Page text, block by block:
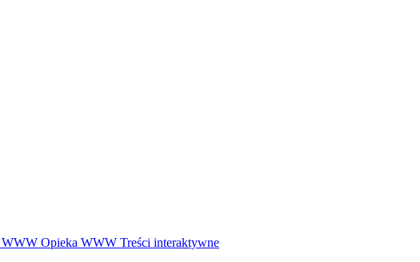
WWW Opieka WWW Treści interaktywne